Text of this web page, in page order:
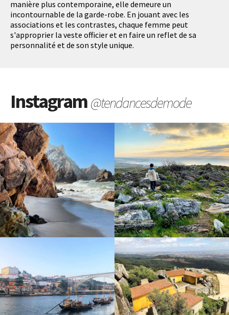
manière plus contemporaine, elle demeure un
incontournable de la garde-robe. En jouant avec les
associations et les contrastes, chaque femme peut
s'approprier la veste officier et en faire un reflet de sa
personnalité et de son style unique.
Instagram@tendancesdemode